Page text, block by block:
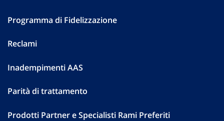
Programma di Fidelizzazione
Reclami
Inadempimenti AAS
Parità di trattamento
Prodotti Partner e Specialisti Rami Preferiti